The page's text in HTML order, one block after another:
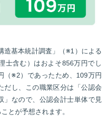
造基本統計調査」（※1）による
士含む）はおよそ856万円でし
（※2）であったため、109万円
だし、この職業区分は「公認会
」なので、公認会計士単体で見
とが予想されます。